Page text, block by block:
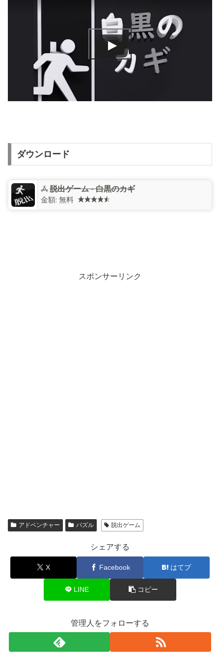
ダウンロード
‎脱出ゲーム - 白黒のカギ
金額: 無料
スポンサーリンク
アドベンチャー パズル 脱出ゲーム
シェアする
X Facebook はてブ
LINE コピー
管理人をフォローする